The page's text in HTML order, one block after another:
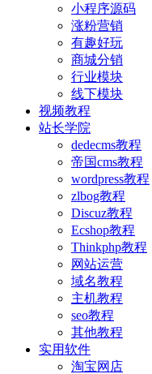
小程序源码
涨粉营销
有趣好玩
商城分销
行业模块
线下模块
视频教程
站长学院
dedecms教程
帝国cms教程
wordpress教程
zlbog教程
Discuz教程
Ecshop教程
Thinkphp教程
网站运营
域名教程
主机教程
seo教程
其他教程
实用软件
淘宝网店